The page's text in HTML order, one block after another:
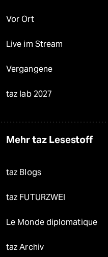
Vor Ort
Live im Stream
Vergangene
taz lab 2027
Mehr taz Lesestoff
taz Blogs
taz FUTURZWEI
Le Monde diplomatique
taz Archiv